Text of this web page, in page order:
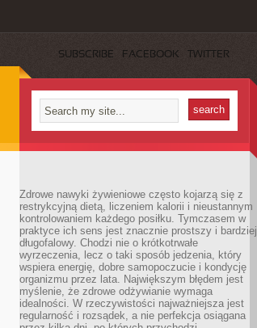
SUBSCRIBE FACEBOOK TWITTER
Zdrowe nawyki żywieniowe często kojarzą się z
restrykcyjną dietą, liczeniem kalorii i nieustannym
kontrolowaniem każdego posiłku. Tymczasem w
praktyce ich sens jest znacznie prostszy i bardziej
długofalowy. Chodzi nie o krótkotrwałe
wyrzeczenia, lecz o taki sposób jedzenia, który
wspiera energię, dobre samopoczucie i kondycję
organizmu przez lata. Największym błędem jest
myślenie, że zdrowe odżywianie wymaga
idealności. W rzeczywistości najważniejsza jest
regularność i rozsądek, a nie perfekcja osiągana